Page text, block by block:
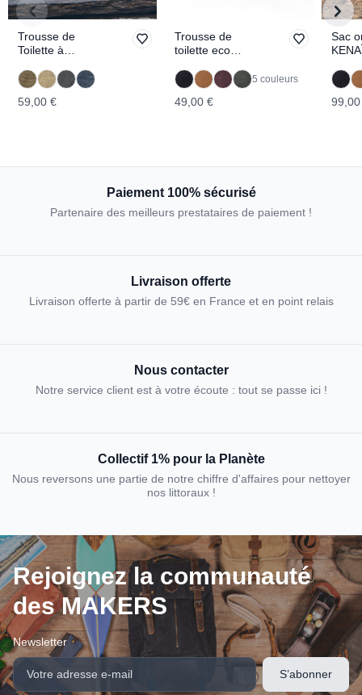
Trousse de
Toilette à
TRAPPEUR
59,00 €
Trousse de
toilette eco
KENAÏ
5 couleurs
49,00 €
Sac
Paiement 100% sécurisé
Partenaire des meilleurs prestataires de paiement !
Livraison offerte
Livraison offerte à partir de 59€ en France et en point relais
Nous contacter
Notre service client est à votre écoute : tout se passe ici !
Collectif 1% pour la Planète
Nous reversons une partie de notre chiffre d'affaires pour nettoyer
nos littoraux !
Rejoignez la communauté
des MAKERS
Newsletter